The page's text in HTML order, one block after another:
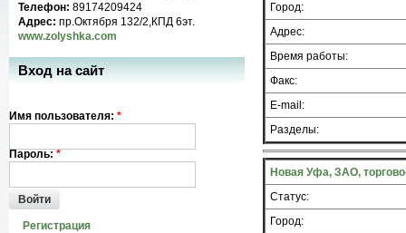
Город:
Адрес:
Время работы:
Факс:
E-mail:
Разделы:
Новая Уфа, ЗАО,
Статус:
Город:
Телефон: 89174209424
Адрес: пр.Октября 132/2,КПД 6эт.
www.zolyshka.com
Вход на сайт
Имя пользователя: *
Пароль: *
Войти
Регистрация